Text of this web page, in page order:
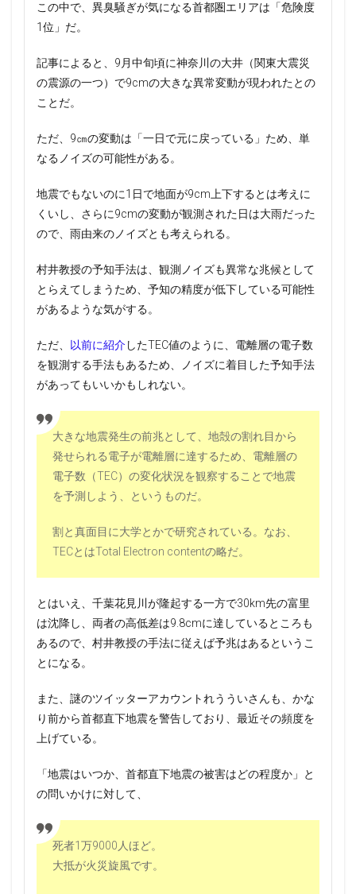
この中で、異臭騒ぎが気になる首都圏エリアは「危険度
1位」だ。
記事によると、9月中旬頃に神奈川の大井（関東大震災
の震源の一つ）で9cmの大きな異常変動が現われたとの
ことだ。
ただ、9㎝の変動は「一日で元に戻っている」ため、単
なるノイズの可能性がある。
地震でもないのに1日で地面が9cm上下するとは考えに
くいし、さらに9cmの変動が観測された日は大雨だった
ので、雨由来のノイズとも考えられる。
村井教授の予知手法は、観測ノイズも異常な兆候として
とらえてしまうため、予知の精度が低下している可能性
があるような気がする。
ただ、 以前に紹介したTEC値のように、電離層の電子数
を観測する手法もあるため、ノイズに着目した予知手法
があってもいいかもしれない。
大きな地震発生の前兆として、地殻の割れ目から
発せられる電子が電離層に達するため、電離層の
電子数（TEC）の変化状況を観察することで地震
を予測しよう、というものだ。
割と真面目に大学とかで研究されている。なお、
TECとはTotal Electron contentの略だ。
とはいえ、千葉花見川が隆起する一方で30km先の富里
は沈降し、両者の高低差は9.8cmに達しているところも
あるので、村井教授の手法に従えば予兆はあるというこ
とになる。
また、謎のツイッターアカウントれうういさんも、かな
り前から首都直下地震を警告しており、最近その頻度を
上げている。
「地震はいつか、首都直下地震の被害はどの程度か」と
の問いかけに対して、
死者1万9000人ほど。
大抵が火災旋風です。